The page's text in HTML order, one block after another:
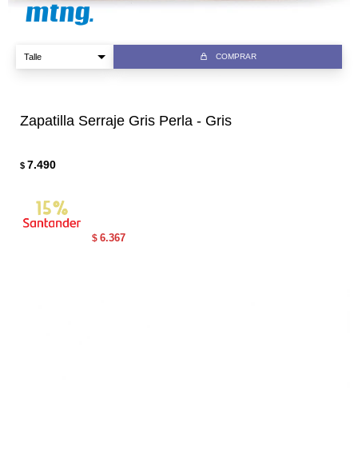
COMPRAR
Zapatilla Serraje Gris Perla - Gris
$ 7.490
$ 6.367